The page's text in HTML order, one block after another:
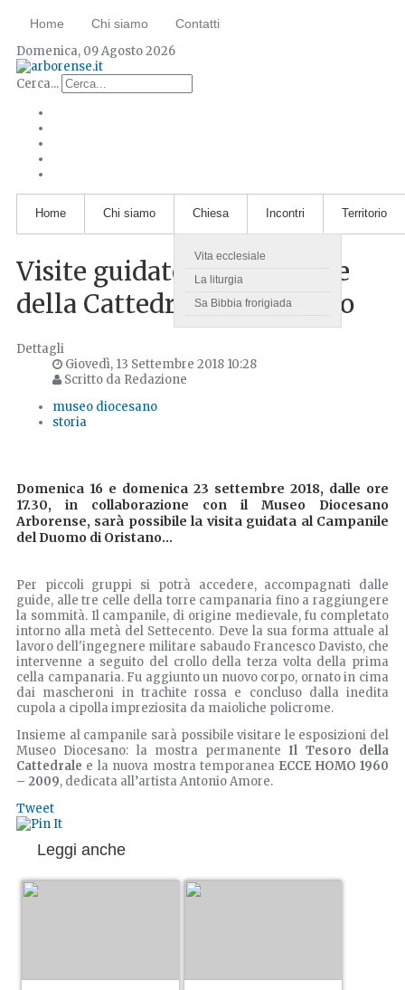
Home Chi siamo Contatti
Domenica, 09 Agosto 2026
Cerca...
Home Chi siamo Chiesa
Vita ecclesiale
La liturgia
Sa Bibbia frorigiada
Incontri Territorio
Visite guidate al campanile
della Cattedrale di Oristano
Dettagli
Giovedì, 13 Settembre 2018 10:28
Scritto da Redazione
museo diocesano
storia
Domenica 16 e domenica 23 settembre 2018, dalle ore
17.30, in collaborazione con il Museo Diocesano
Arborense, sarà possibile la visita guidata al Campanile
del Duomo di Oristano...
Per piccoli gruppi si potrà accedere, accompagnati dalle
guide, alle tre celle della torre campanaria fino a raggiungere
la sommità. Il campanile, di origine medievale, fu completato
intorno alla metà del Settecento. Deve la sua forma attuale al
lavoro dell'ingegnere militare sabaudo Francesco Davisto, che
intervenne a seguito del crollo della terza volta della prima
cella campanaria. Fu aggiunto un nuovo corpo, ornato in cima
dai mascheroni in trachite rossa e concluso dalla inedita
cupola a cipolla impreziosita da maioliche policrome.
Insieme al campanile sarà possibile visitare le esposizioni del
Museo Diocesano: la mostra permanente Il Tesoro della
Cattedrale e la nuova mostra temporanea ECCE HOMO 1960
– 2009, dedicata all’artista Antonio Amore.
Tweet
Leggi anche